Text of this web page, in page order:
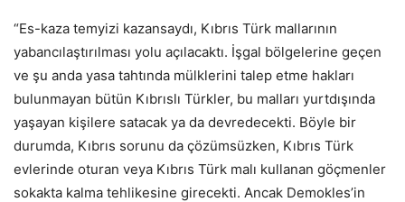
“Es-kaza temyizi kazansaydı, Kıbrıs Türk mallarının
yabancılaştırılması yolu açılacaktı. İşgal bölgelerine geçen
ve şu anda yasa tahtında mülklerini talep etme hakları
bulunmayan bütün Kıbrıslı Türkler, bu malları yurtdışında
yaşayan kişilere satacak ya da devredecekti. Böyle bir
durumda, Kıbrıs sorunu da çözümsüzken, Kıbrıs Türk
evlerinde oturan veya Kıbrıs Türk malı kullanan göçmenler
sokakta kalma tehlikesine girecekti. Ancak Demokles’in